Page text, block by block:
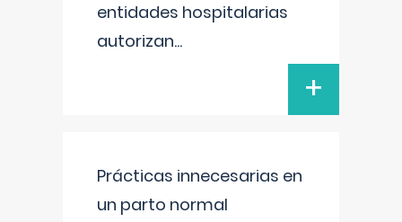
entidades hospitalarias
autorizan...
+
Prácticas innecesarias en
un parto normal